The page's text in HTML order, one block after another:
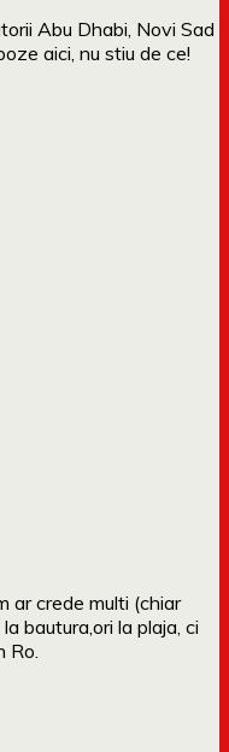
Abu Dhabi, Novi Sad
aici, nu stiu de ce!
ar crede multi (chiar
bautura,ori la plaja, ci
Ro.